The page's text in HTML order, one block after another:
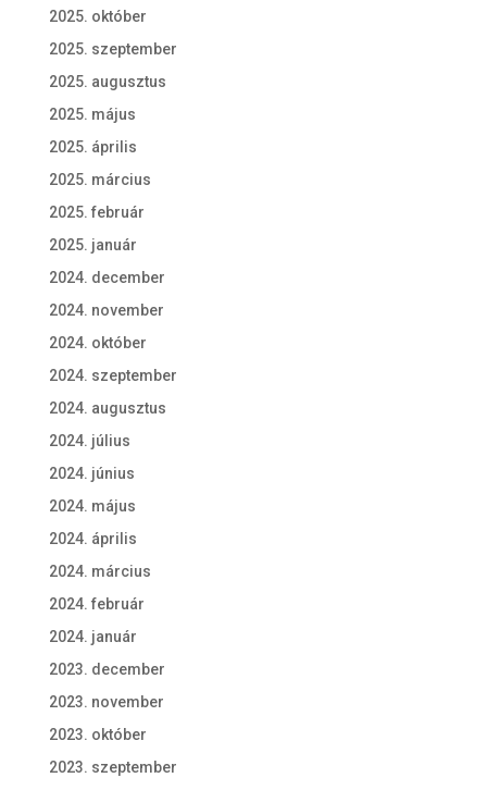
2025. október
2025. szeptember
2025. augusztus
2025. május
2025. április
2025. március
2025. február
2025. január
2024. december
2024. november
2024. október
2024. szeptember
2024. augusztus
2024. július
2024. június
2024. május
2024. április
2024. március
2024. február
2024. január
2023. december
2023. november
2023. október
2023. szeptember